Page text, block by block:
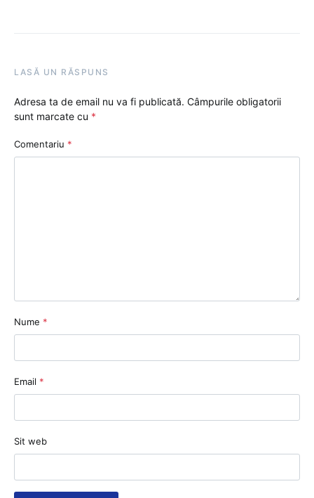
LASĂ UN RĂSPUNS
Adresa ta de email nu va fi publicată. Câmpurile obligatorii
sunt marcate cu *
Comentariu *
Nume *
Email *
Sit web